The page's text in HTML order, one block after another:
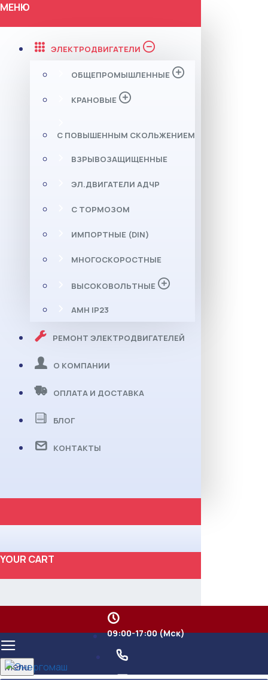
МЕНЮ
ЭЛЕКТРОДВИГАТЕЛИ
ОБЩЕПРОМЫШЛЕННЫЕ
КРАНОВЫЕ
С ПОВЫШЕННЫМ СКОЛЬЖЕНИЕМ
ВЗРЫВОЗАЩИЩЕННЫЕ
ЭЛ.ДВИГАТЕЛИ АДЧР
С ТОРМОЗОМ
ИМПОРТНЫЕ (DIN)
МНОГОСКОРОСТНЫЕ
ВЫСОКОВОЛЬТНЫЕ
АМН IP23
РЕМОНТ ЭЛЕКТРОДВИГАТЕЛЕЙ
О КОМПАНИИ
ОПЛАТА И ДОСТАВКА
БЛОГ
КОНТАКТЫ
YOUR CART
09:00-17:00 (Мск)
Menu